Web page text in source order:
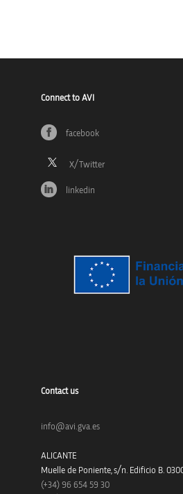
Connect to AVI
facebook
linkedin
Contact us
info@avi.gva.es
ALICANTE
Muelle de Poniente, s/n. Edificio B.
(+34) 96 654 59 30